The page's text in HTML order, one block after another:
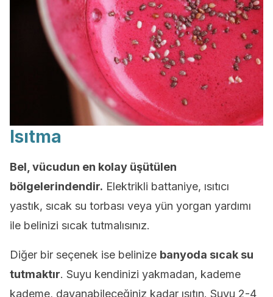
Isıtma
Bel, vücudun en kolay üşütülen
bölgelerindendir. Elektrikli battaniye, ısıtıcı
yastık, sıcak su torbası veya yün yorgan yardımı
ile belinizi sıcak tutmalısınız.
Diğer bir seçenek ise belinize banyoda sıcak su
tutmaktır. Suyu kendinizi yakmadan, kademe
kademe, dayanabileceğiniz kadar ısıtın. Suyu 2-4